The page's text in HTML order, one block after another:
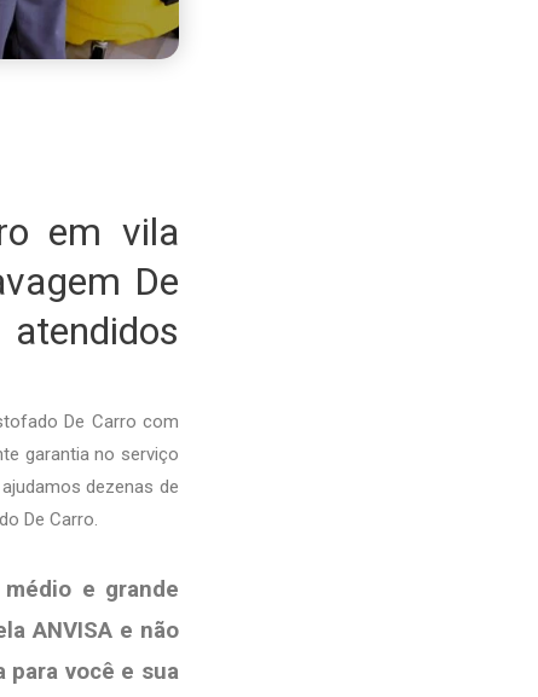
em vila
De
De Carro com
garantia no serviço
dezenas de
De Carro.
e grande
ANVISA e não
para você e sua